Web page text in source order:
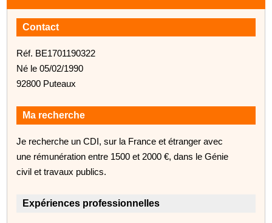
Contact
Réf. BE1701190322
Né le 05/02/1990
92800 Puteaux
Ma recherche
Je recherche un CDI, sur la France et étranger avec
une rémunération entre 1500 et 2000 €, dans le Génie
civil et travaux publics.
Expériences professionnelles